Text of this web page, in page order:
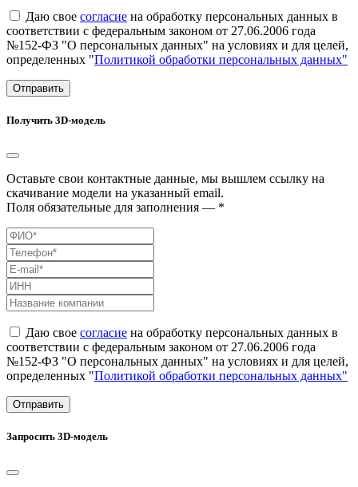
Даю свое согласие на обработку персональных данных в
соответствии с федеральным законом от 27.06.2006 года
№152-ФЗ "О персональных данных" на условиях и для целей,
определенных "Политикой обработки персональных данных"
Отправить
Получить 3D-модель
Оставьте свои контактные данные, мы вышлем ссылку на
скачивание модели на указанный email.
Поля обязательные для заполнения — *
Даю свое согласие на обработку персональных данных в
соответствии с федеральным законом от 27.06.2006 года
№152-ФЗ "О персональных данных" на условиях и для целей,
определенных "Политикой обработки персональных данных"
Отправить
Запросить 3D-модель